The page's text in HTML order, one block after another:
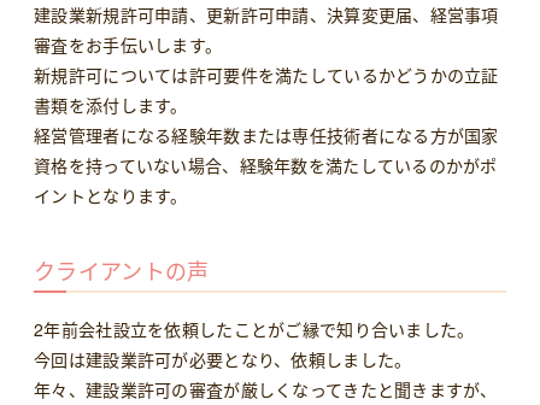
建設業新規許可申請、更新許可申請、決算変更届、経営事項
審査をお手伝いします。
新規許可については許可要件を満たしているかどうかの立証
書類を添付します。
経営管理者になる経験年数または専任技術者になる方が国家
資格を持っていない場合、経験年数を満たしているのかがポ
イントとなります。
クライアントの声
2年前会社設立を依頼したことがご縁で知り合いました。
今回は建設業許可が必要となり、依頼しました。
年々、建設業許可の審査が厳しくなってきたと聞きますが、